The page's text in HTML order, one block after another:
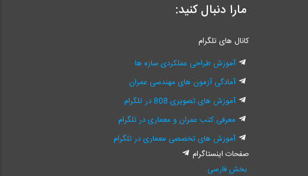
مارا دنبال کنید:
کانال های تلگرام
آموزش طراحی عملکردی سازه ها
آمادگی آزمون های مهندسی عمران
آموزش های تصویری 808 در تلگرام
معرفی کتب عمران و معماری در تلگرام
آموزش های تخصصی معماری در تلگرام
صفحات اینستاگرام
بخش فارسی